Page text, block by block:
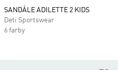
SANDÁLE ADILETTE 2 KIDS
Deti Sportswear
6 farby